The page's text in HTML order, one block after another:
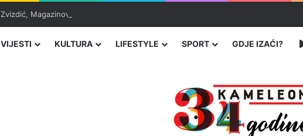
Zvizdić, Magazinović i Kojović traže poseban status za Memorijalni centar
VIJESTI KULTURA LIFESTYLE SPORT GDJE IZAĆI?